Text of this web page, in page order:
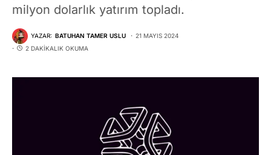
milyon dolarlık yatırım topladı.
YAZAR: BATUHAN TAMER USLU
21 MAYIS 2024
2 DAKIKALIK OKUMA